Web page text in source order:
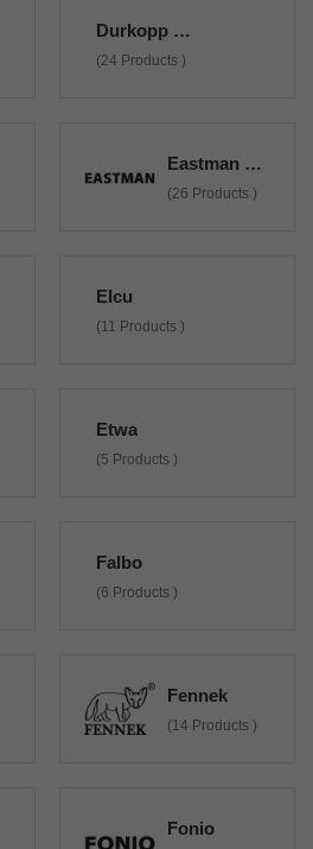
Durkopp Non Originali
(24 Products )
Eastman Non Originali
(26 Products )
Elcu
(11 Products )
Etwa
(5 Products )
Falbo
(6 Products )
Fennek
(14 Products )
Fonio